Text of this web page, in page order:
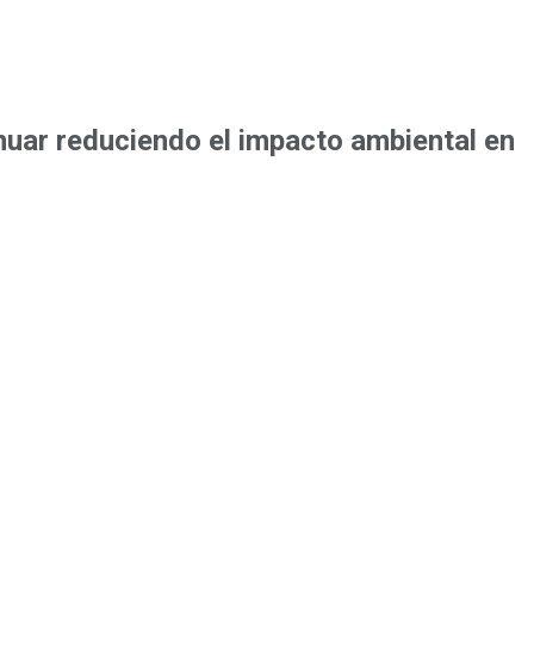
reduciendo el impacto ambiental en